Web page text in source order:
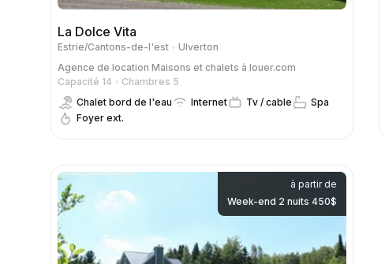
La Dolce Vita
Estrie/Cantons-de-l'est
Ulverton
Agence de location Maisons et chalets à louer.com
Capacité 14
Chambres 5
Chalet bord de l'eau
Internet Tv / cable
Spa
Foyer ext.
à partir de
Week-end 2 nuits 450$